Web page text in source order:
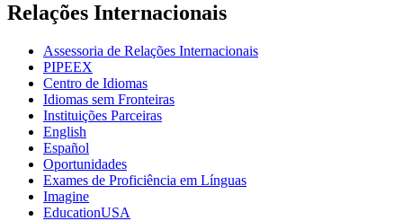
Relações Internacionais
Assessoria de Relações Internacionais
PIPEEX
Centro de Idiomas
Idiomas sem Fronteiras
Instituições Parceiras
English
Español
Oportunidades
Exames de Proficiência em Línguas
Imagine
EducationUSA